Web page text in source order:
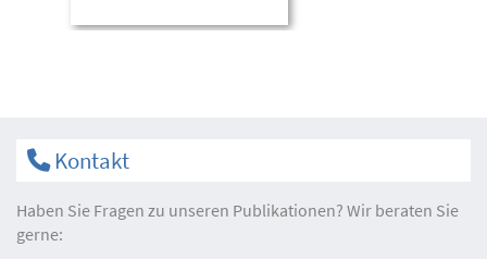
Kontakt
Haben Sie Fragen zu unseren Publikationen? Wir beraten Sie
gerne: